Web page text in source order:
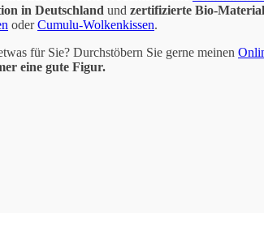
in Deutschland und zertifizierte Bio-
oderCumulu-Wolkenkissen.
für Sie? Durchstöbern Sie gerne meinen
eine gute Figur.